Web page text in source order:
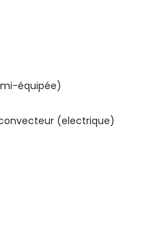
équipée)
(electrique)